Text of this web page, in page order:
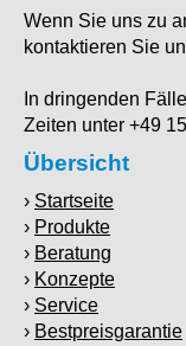
Wenn Sie uns zu
kontaktieren Sie
In dringenden
Zeiten unter +49
Übersicht
Startseite
Produkte
Beratung
Konzepte
Service
Bestpreisgarantie